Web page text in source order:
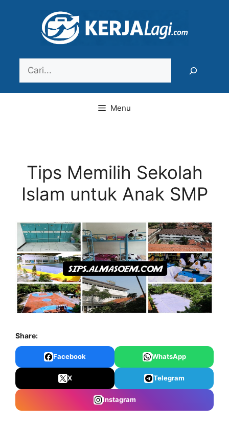
Menu
Tips Memilih Sekolah
Islam untuk Anak SMP
Share:
Facebook WhatsApp
X Telegram
Instagram